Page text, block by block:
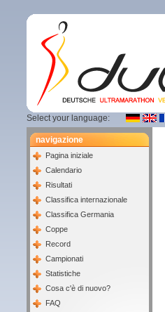
Select your language:
navigazione
Pagina iniziale
Calendario
Risultati
Classifica internazionale
Classifica Germania
Coppe
Record
Campionati
Statistiche
Cosa c'è di nuovo?
FAQ